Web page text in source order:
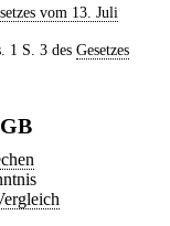
vom 13. Juli
1 S. 3 des Gesetzes